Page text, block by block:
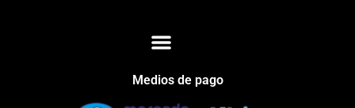
Medios de pago